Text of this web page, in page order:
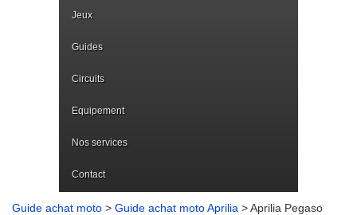
Jeux
Guides
Circuits
Equipement
Nos services
Contact
Guide achat moto > Guide achat moto Aprilia > Aprilia Pegaso